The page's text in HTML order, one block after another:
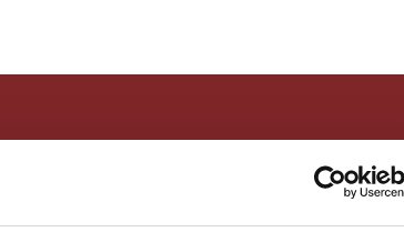
Autoreset